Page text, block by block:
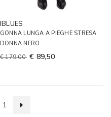
IBLUES
GONNA LUNGA A PIEGHE STRESA
DONNA NERO
€ 179,00 € 89,50
1